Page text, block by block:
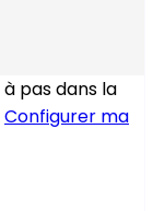
pas dans la
Configurer ma